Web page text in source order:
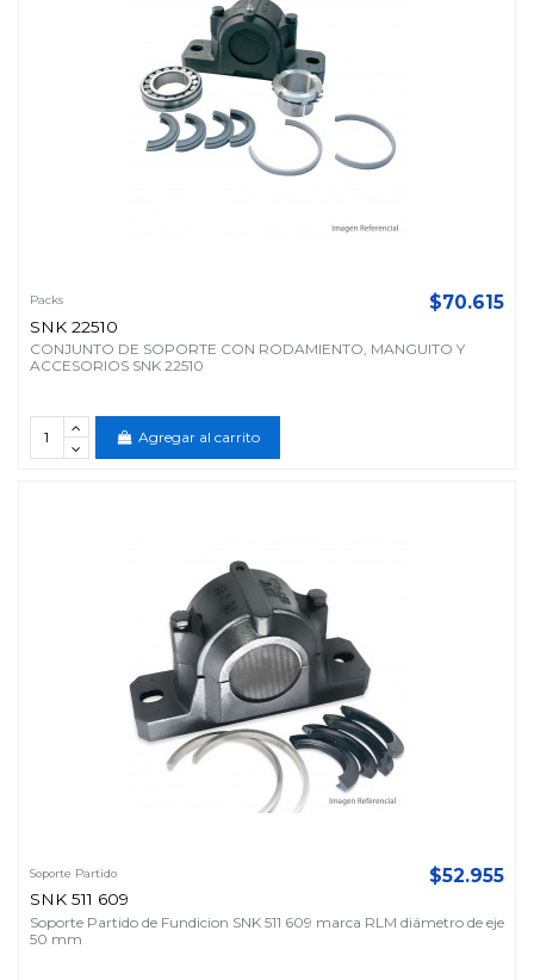
Packs
SNK 22510
$70.615
CONJUNTO DE SOPORTE CON RODAMIENTO, MANGUITO Y
ACCESORIOS SNK 22510
Agregar al carrito
Soporte Partido
SNK 511 609
$52.955
Soporte Partido de Fundicion SNK 511 609 marca RLM diámetro de eje
50 mm